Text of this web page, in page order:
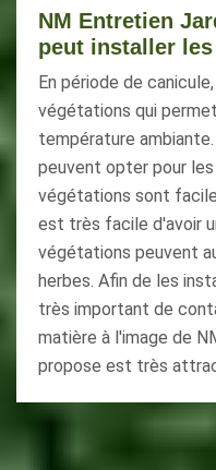
NM Entretien
peut installer
En période de
végétations qui
température
peuvent opter pour les
végétations sont
est très facile d'avoir
végétations peuvent
herbes. Afin de les
très important de
matière à l'image de
propose est très